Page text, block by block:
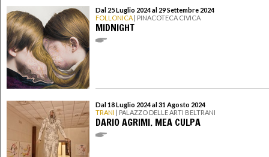
Dal 25 Luglio 2024 al 29 Settembre 2024
FOLLONICA | PINACOTECA CIVICA
MIDNIGHT
Dal 18 Luglio 2024 al 31 Agosto 2024
TRANI | PALAZZO DELLE ARTI BELTRANI
DARIO AGRIMI. MEA CULPA